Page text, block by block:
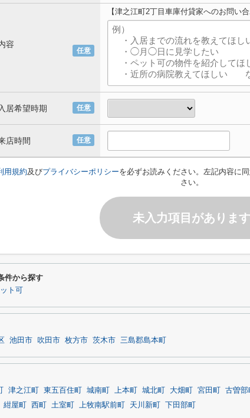
任意
容
【津之江町2丁目車庫付貸家へのお問い
任意
入居希望時期
任意
店時間
用規約及びプライバシーポリシーを必ずお読みください。左記内容に
さい。
未入力項目があります
件から探す
ト可
池田市 吹田市 枚方市 茨木市 三島郡島本町
津之江町 東五百住町 城南町 上本町 城北町 大畑町 宮田町
古曽部
紺屋町 西町 土室町 上牧南駅前町 天川新町 下田部町